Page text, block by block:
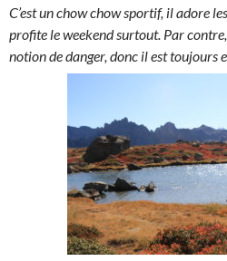
C’est un chow chow sportif, il adore
profite le weekend surtout. Par contre,
notion de danger, donc il est toujours